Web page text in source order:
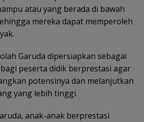
atau yang berada di bawah
mereka dapat memperoleh
Garuda dipersiapkan sebagai
peserta didik berprestasi agar
potensinya dan melanjutkan
yang lebih tinggi.
anak-anak berprestasi